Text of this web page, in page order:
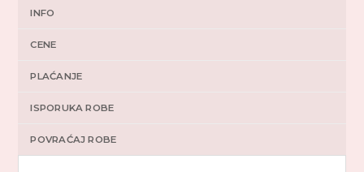
INFO
CENE
PLAĆANJE
ISPORUKA ROBE
POVRAĆAJ ROBE